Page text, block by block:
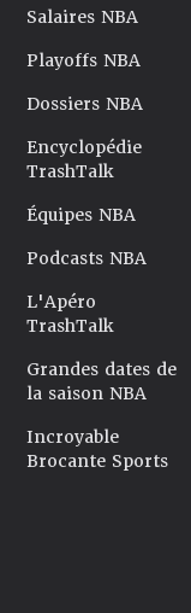
Salaires NBA
Playoffs NBA
Dossiers NBA
Encyclopédie
TrashTalk
Équipes NBA
Podcasts NBA
L'Apéro
TrashTalk
Grandes dates de
la saison NBA
Incroyable
Brocante Sports